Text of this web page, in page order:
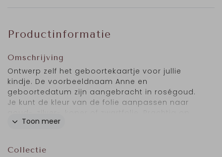
Productinformatie
Omschrijving
Ontwerp zelf het geboortekaartje voor jullie
kindje. De voorbeeldnaam Anne en
geboortedatum zijn aangebracht in roségoud.
Je kunt de kleur van de folie aanpassen naar
linnen karton.
Toon meer
Collectie